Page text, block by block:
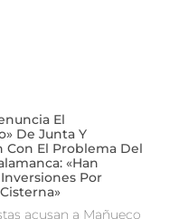
El
De Junta Y
Con El Problema Del
«Han
Por
acusan a Mañueco